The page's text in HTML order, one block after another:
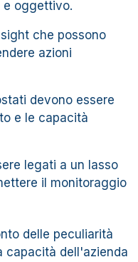
e oggettivo.
che possono
azioni
devono essere
e le capacità
legati a un lasso
il monitoraggio
delle peculiarità
capacità dell'azienda